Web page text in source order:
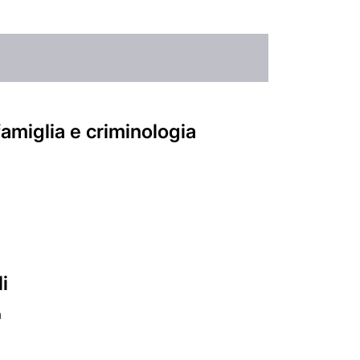
e criminologia